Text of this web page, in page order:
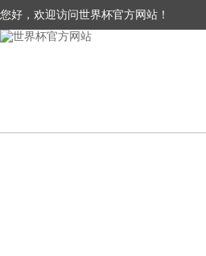
您好，欢迎访问世界杯官方网站！